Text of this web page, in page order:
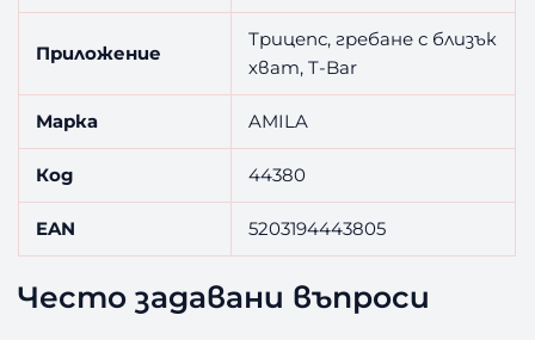
Приложение
Трицепс, гребане с близък
хват, T-Bar
Марка AMILA
Код 44380
EAN 5203194443805
Често задавани въпроси